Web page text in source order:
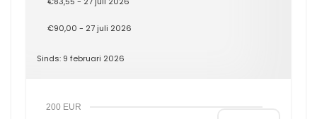
€90,00 - 27 juli 2026
Sinds: 9 februari 2026
200 EUR